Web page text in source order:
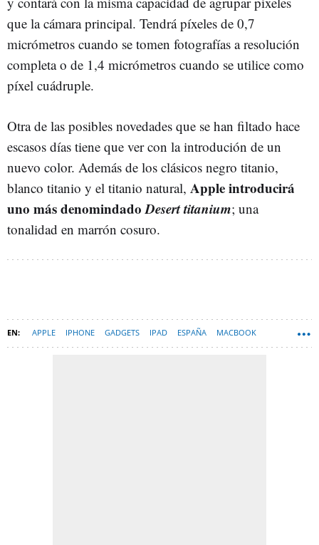
que la cámara principal. Tendrá píxeles de 0,7
micrómetros cuando se tomen fotografías a resolución
completa o de 1,4 micrómetros cuando se utilice como
píxel cuádruple.
Otra de las posibles novedades que se han filtado hace
escasos días tiene que ver con la introdución de un
nuevo color. Además de los clásicos negro titanio,
blanco titanio y el titanio natural, Apple introducirá
uno más denomindadoDesert titanium; una
tonalidad en marrón cosuro.
APPLE IPHONE GADGETS IPAD ESPAÑA MACBOOK